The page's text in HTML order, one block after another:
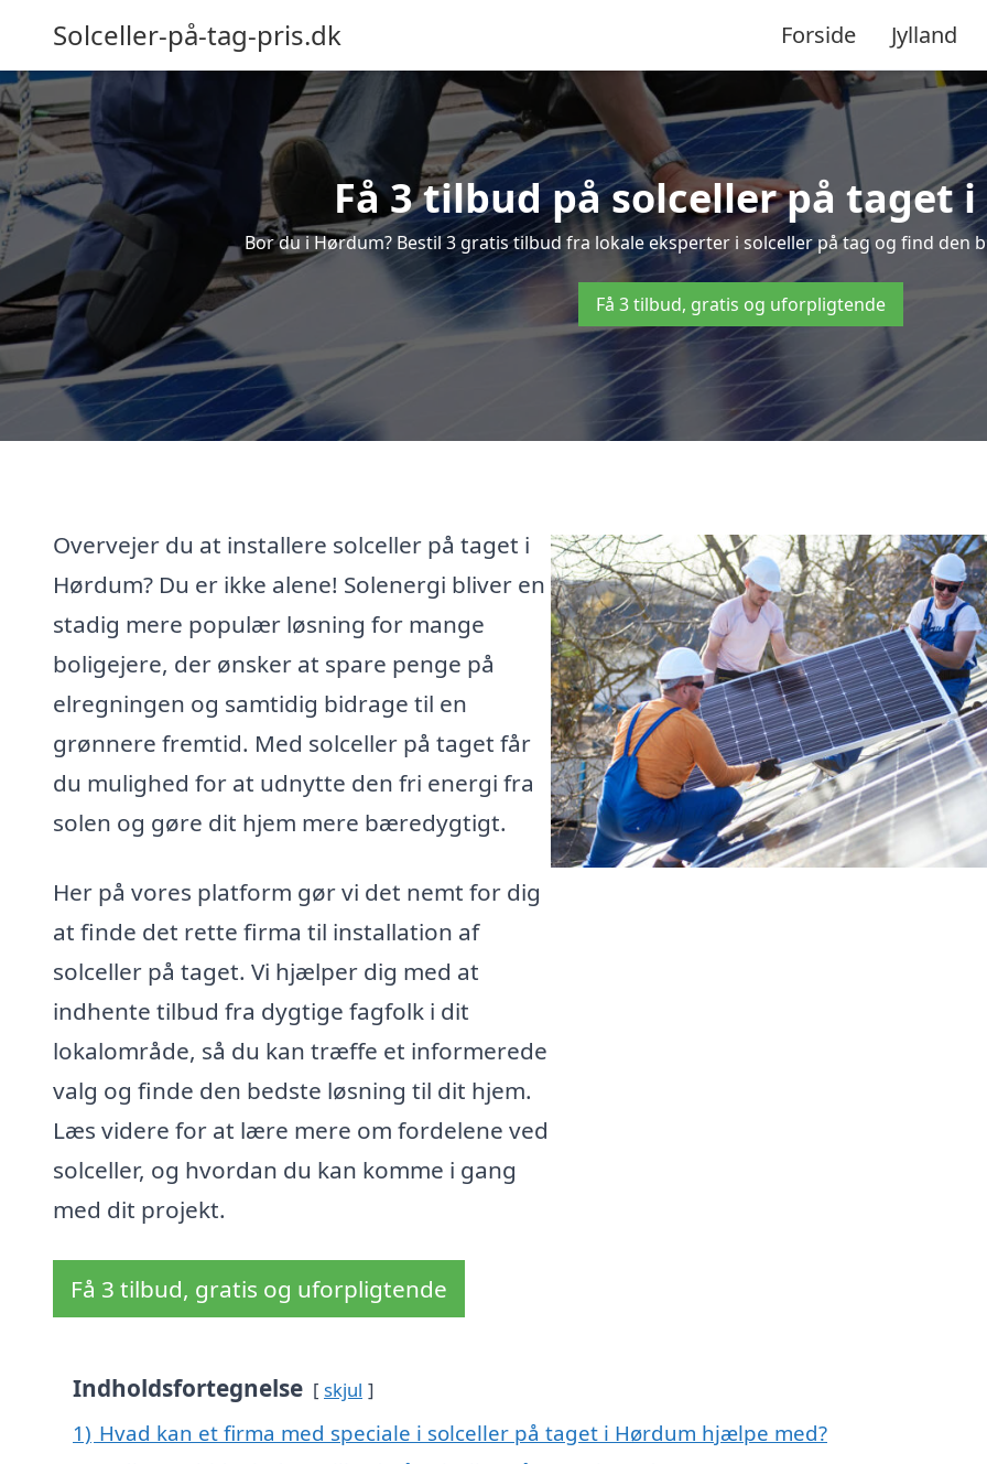
Solceller-på-tag-pris.dk Forside Jylland
Få 3 tilbud på solceller på taget
Bor du i Hørdum? Bestil 3 gratis tilbud fra lokale eksperter i solceller på tag og find den
Få 3 tilbud, gratis og uforpligtende
Overvejer du at installere solceller på taget i
Hørdum? Du er ikke alene! Solenergi bliver en
stadig mere populær løsning for mange
boligejere, der ønsker at spare penge på
elregningen og samtidig bidrage til en
grønnere fremtid. Med solceller på taget får
du mulighed for at udnytte den fri energi fra
solen og gøre dit hjem mere bæredygtigt.
Her på vores platform gør vi det nemt for dig
at finde det rette firma til installation af
solceller på taget. Vi hjælper dig med at
indhente tilbud fra dygtige fagfolk i dit
lokalområde, så du kan træffe et informerede
valg og finde den bedste løsning til dit hjem.
Læs videre for at lære mere om fordelene ved
solceller, og hvordan du kan komme i gang
med dit projekt.
Få 3 tilbud, gratis og uforpligtende
Indholdsfortegnelse skjul
1) Hvad kan et firma med speciale i solceller på taget i Hørdum hjælpe med?